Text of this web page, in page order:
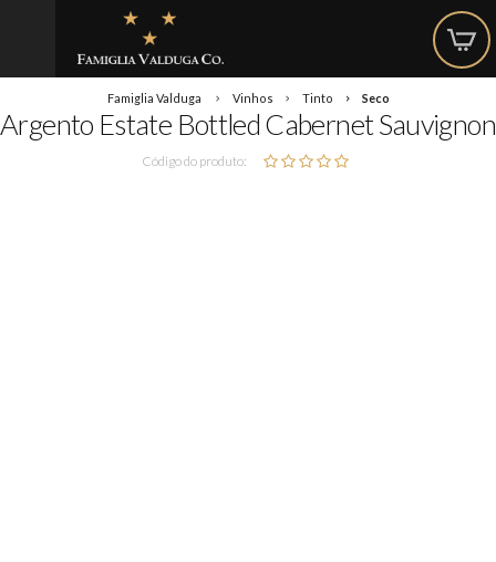
Famiglia Valduga Vinhos Tinto Seco
Argento Estate Bottled Cabernet Sauvignon
Código do produto: